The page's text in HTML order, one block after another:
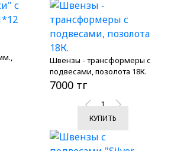
Швензы - трансформеры с
подвесами, позолота 18К.
7000 тг
КУПИТЬ